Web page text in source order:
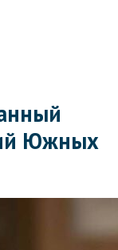
Южных